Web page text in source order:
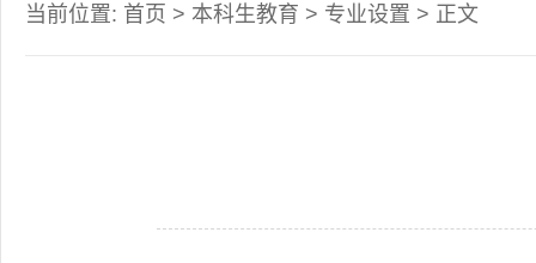
当前位置: 首页 > 本科生教育 > 专业设置 > 正文